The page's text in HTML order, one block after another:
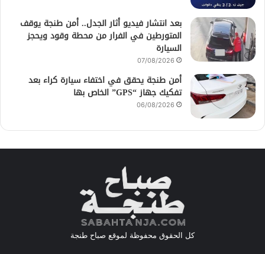
بعد انتشار فيديو أثار الجدل.. أمن طنجة يوقف
المتورطين في الفرار من محطة وقود ويحجز
السيارة
07/08/2026
أمن طنجة يحقق في اختفاء سيارة كراء بعد
تفكيك جهاز “GPS” الخاص بها
06/08/2026
كل الحقوق محفوظة لموقع صباح طنجة